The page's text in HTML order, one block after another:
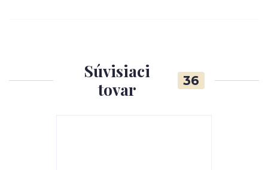
Súvisiaci
tovar
36